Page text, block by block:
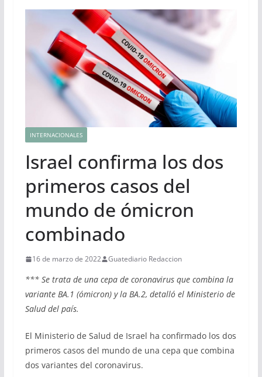
INTERNACIONALES
Israel confirma los dos
primeros casos del
mundo de ómicron
combinado
16 de marzo de 2022 Guatediario Redaccion
*** Se trata de una cepa de coronavirus que combina la
variante BA.1 (ómicron) y la BA.2, detalló el Ministerio de
Salud del país.
El Ministerio de Salud de Israel ha confirmado los dos
primeros casos del mundo de una cepa que combina
dos variantes del coronavirus.